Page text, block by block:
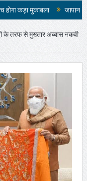
जापान में 7.1 तीव्रता के भूकंप से
के तरफ से मुख्तार अब्बास नकवी